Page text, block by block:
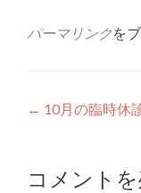
パーマリンクを
投稿ナ
← 10月の臨時休
コメント